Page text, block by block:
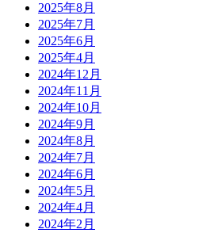
2025年8月
2025年7月
2025年6月
2025年4月
2024年12月
2024年11月
2024年10月
2024年9月
2024年8月
2024年7月
2024年6月
2024年5月
2024年4月
2024年2月